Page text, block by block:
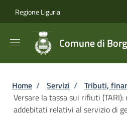
Regione Liguria
Comune di
Briciole di pane
Home / Servizi / Tributi,
Versare la tassa sui rifiuti
addebitati relativi al servizio di